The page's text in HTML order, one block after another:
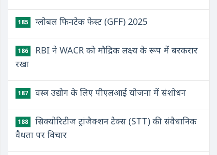
185 ग्लोबल फिनटेक फेस्ट (GFF) 2025
186
RBI ने WACR को मौद्रिक लक्ष्य के रूप में बरकरार
रखा
187 वस्त्र उद्योग के लिए पीएलआई योजना में संशोधन
188
सिक्योरिटीज ट्रांजैक्शन टैक्स (STT) की संवैधानिक
वैधता पर विचार